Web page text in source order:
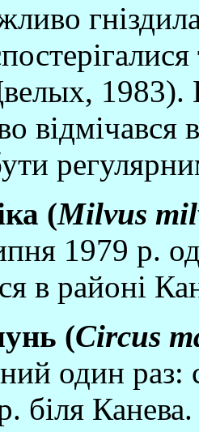
1983).
вiдмiчався
ка (Milvus
1979 р.
в районi
(Circus
один раз:
бiля Канева.